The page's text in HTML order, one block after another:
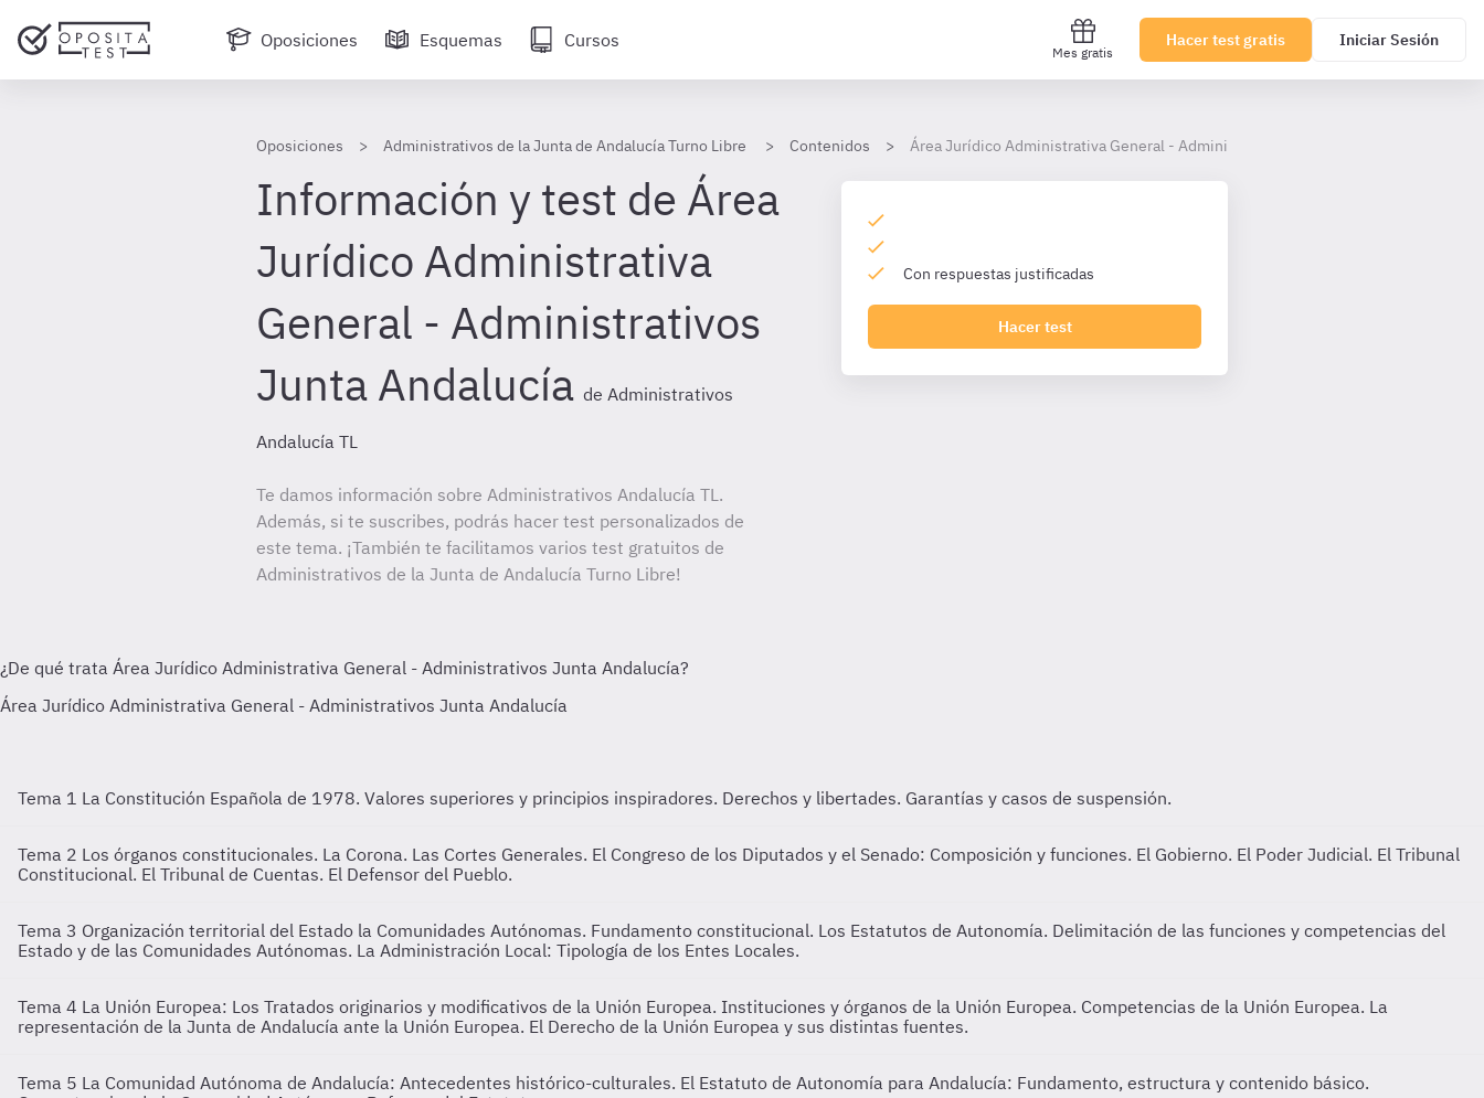
Oposiciones Esquemas Cursos
Mes gratis
Hacer test gratis Iniciar Sesión
Oposiciones Administrativos de la Junta de Andalucía Turno Libre Contenidos Área Jurídico Administrativa General - Administrativos Junta Andalucía
Información y test de Área
Jurídico Administrativa
General - Administrativos
Junta Andalucía de Administrativos
Andalucía TL
Te damos información sobre Administrativos Andalucía TL.
Además, si te suscribes, podrás hacer test personalizados de
este tema. ¡También te facilitamos varios test gratuitos de
Administrativos de la Junta de Andalucía Turno Libre!
Con respuestas justificadas
Hacer test
Tema 1 La Constitución Española de 1978. Valores superiores y principios inspiradores. Derechos y libertades. Garantías y casos de suspensión.
Tema 2 Los órganos constitucionales. La Corona. Las Cortes Generales. El Congreso de los Diputados y el Senado: Composición y funciones. El Gobierno. El Poder Judicial. El Tribunal
Constitucional. El Tribunal de Cuentas. El Defensor del Pueblo.
Tema 3 Organización territorial del Estado la Comunidades Autónomas. Fundamento constitucional. Los Estatutos de Autonomía. Delimitación de las funciones y competencias del
Estado y de las Comunidades Autónomas. La Administración Local: Tipología de los Entes Locales.
Tema 4 La Unión Europea: Los Tratados originarios y modificativos de la Unión Europea. Instituciones y órganos de la Unión Europea. Competencias de la Unión Europea. La
representación de la Junta de Andalucía ante la Unión Europea. El Derecho de la Unión Europea y sus distintas fuentes.
Tema 5 La Comunidad Autónoma de Andalucía: Antecedentes histórico-culturales. El Estatuto de Autonomía para Andalucía: Fundamento, estructura y contenido básico.